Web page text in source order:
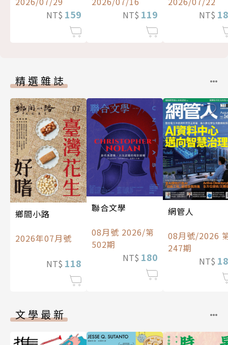
NT$ 159
NT$ 119
NT$
精選雜誌
鄉間小路
2026年07月號
NT$ 118
聯合文學
08月號 2026/第
502期
NT$ 180
網管人
08月號/2026
247期
NT$
文學最新